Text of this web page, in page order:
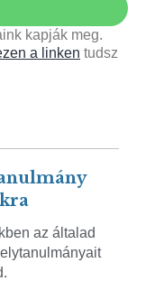
kapják meg.
a linken tudsz
az általad